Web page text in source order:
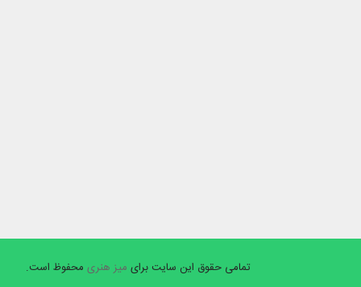
تمامی حقوق این سایت برای میز هنری محفوظ است.